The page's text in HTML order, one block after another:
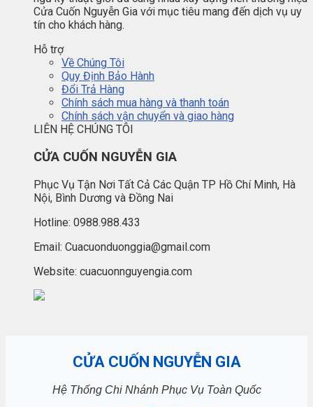
Cửa Cuốn Nguyễn Gia với mục tiêu mang đến dịch vụ uy
tín cho khách hàng.
Hỗ trợ
Về Chúng Tôi
Quy Định Bảo Hành
Đổi Trả Hàng
Chính sách mua hàng và thanh toán
Chính sách vận chuyển và giao hàng
LIÊN HỆ CHÚNG TÔI
CỬA CUỐN NGUYỄN GIA
Phục Vụ Tận Nơi Tất Cả Các Quận TP Hồ Chí Minh, Hà
Nội, Bình Dương và Đồng Nai
Hotline: 0988.988.433
Email: Cuacuonduonggia@gmail.com
Website: cuacuonnguyengia.com
CỬA CUỐN NGUYỄN GIA
Hệ Thống Chi Nhánh Phục Vụ Toàn Quốc